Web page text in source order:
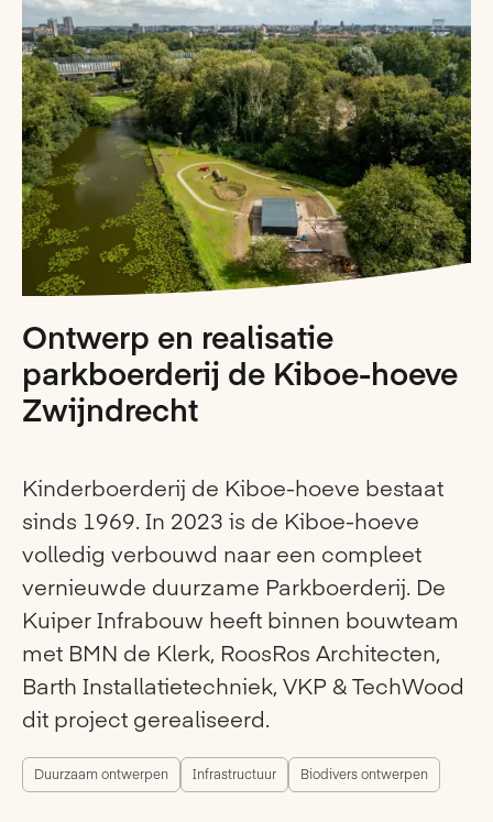
Ontwerp en realisatie
parkboerderij de Kiboe-hoeve
Zwijndrecht
Kinderboerderij de Kiboe-hoeve bestaat
sinds 1969. In 2023 is de Kiboe-hoeve
volledig verbouwd naar een compleet
vernieuwde duurzame Parkboerderij. De
Kuiper Infrabouw heeft binnen bouwteam
met BMN de Klerk, RoosRos Architecten,
Barth Installatietechniek, VKP & TechWood
dit project gerealiseerd.
Duurzaam ontwerpen Infrastructuur Biodivers ontwerpen